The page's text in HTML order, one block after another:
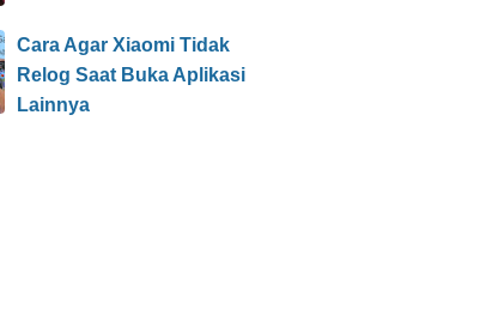
Cara Agar Xiaomi Tidak
Relog Saat Buka Aplikasi
Lainnya